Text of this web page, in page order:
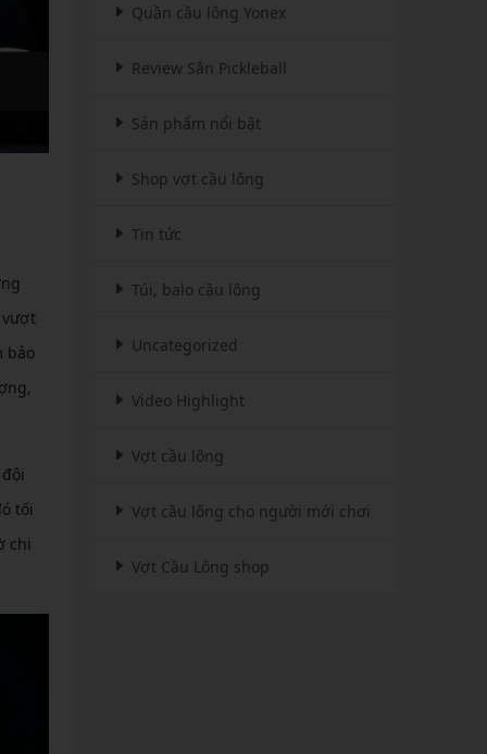
bảo
tối
chi
Quần cầu lông Yonex
Review Sân Pickleball
Sản phẩm nổi bật
Shop vợt cầu lông
Tin tức
Túi, balo cầu lông
Uncategorized
Video Highlight
Vợt cầu lông
Vợt cầu lông cho người mới chơi
Vợt Cầu Lông shop